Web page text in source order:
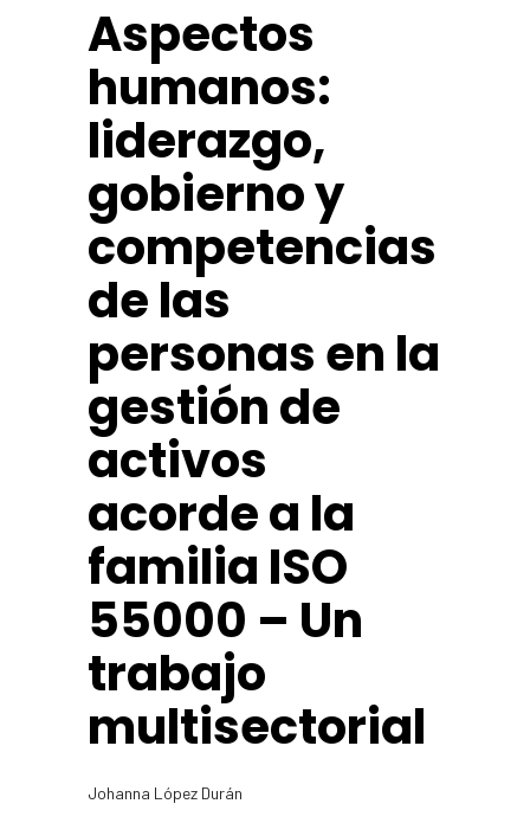
Aspectos
humanos:
liderazgo,
gobierno y
competencias
de las
personas en la
gestión de
activos
acorde a la
familia ISO
55000 – Un
trabajo
multisectorial
Johanna López Durán